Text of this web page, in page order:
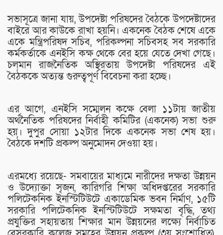
সভাসূত্রে জানা যায়, উপদেষ্টা পরিষদের বৈঠকে উপদেষ্টাদের
বাইরে আর কাউকে রাখা হয়নি। একনেক বৈঠক শেষে একে
একে মন্ত্রিপরিষদ সচিব, পরিকল্পনা সচিবসহ সব সরকারি
কর্মকর্তাকে এনইসি কক্ষ থেকে বের হয়ে যেতে দেখা গেছে।
চলমান রাজনৈতিক অস্থিরতায় উপদেষ্টা পরিষদের এই
বৈঠককে অত্যন্ত গুরুত্বপূর্ণ বিবেচনা করা হচ্ছে।
এর আগে, এনইসি সম্মেলন কক্ষে বেলা ১১টায় জাতীয়
অর্থনৈতিক পরিষদের নির্বাহী কমিটির (একনেক) সভা শুরু
হয়। দুপুর সোয়া ১২টার দিকে একনেক সভা শেষ হয়।
বৈঠকে দশটি প্রকল্প অনুমোদন দেওয়া হয়।
এরমধ্যে রয়েছে- সমবায়ের মাধ্যমে নারীদের দক্ষতা উন্নয়ন
ও উদ্যোক্তা সৃজন, কারিগরি শিক্ষা অধিদপ্তরের সরকারি
পলিটেকনিক ইনস্টিটিউটে একাডেমিক ভবন নির্মাণ, ১৫টি
সরকারি পলিটেকনিক ইনস্টিটিউটে সক্ষমতা বৃদ্ধি, তথ্য
প্রযুক্তির সহায়তায় শিক্ষার মান উন্নয়নের লক্ষ্যে নির্বাচিত